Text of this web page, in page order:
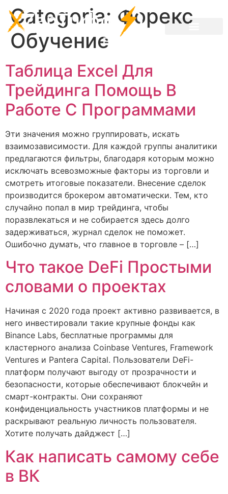
Categoria: Форекс
Обучение
Таблица Excel Для
Трейдинга Помощь В
Работе С Программами
Эти значения можно группировать, искать
взаимозависимости. Для каждой группы аналитики
предлагаются фильтры, благодаря которым можно
исключать всевозможные факторы из торговли и
смотреть итоговые показатели. Внесение сделок
производится брокером автоматически. Тем, кто
случайно попал в мир трейдинга, чтобы
поразвлекаться и не собирается здесь долго
задерживаться, журнал сделок не поможет.
Ошибочно думать, что главное в торговле – […]
Что такое DeFi Простыми
словами о проектах
Начиная с 2020 года проект активно развивается, в
него инвестировали такие крупные фонды как
Binance Labs, бесплатные программы для
кластерного анализа Coinbase Ventures, Framework
Ventures и Pantera Capital. Пользователи DeFi-
платформ получают выгоду от прозрачности и
безопасности, которые обеспечивают блокчейн и
смарт-контракты. Они сохраняют
конфиденциальность участников платформы и не
раскрывают реальную личность пользователя.
Хотите получать дайджест […]
Как написать самому себе
в ВК